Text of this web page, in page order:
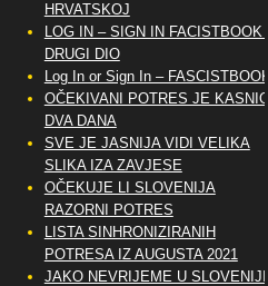
HRVATSKOJ
LOG IN – SIGN IN FACISTBOOK –
DRUGI DIO
Log In or Sign In – FASCISTBOOK
OČEKIVANI POTRES JE KASNIO
DVA DANA
SVE JE JASNIJA VIDI VELIKA
SLIKA IZA ZAVJESE
OČEKUJE LI SLOVENIJA
RAZORNI POTRES
LISTA SINHRONIZIRANIH
POTRESA IZ AUGUSTA 2021
JAKO NEVRIJEME U SLOVENIJI